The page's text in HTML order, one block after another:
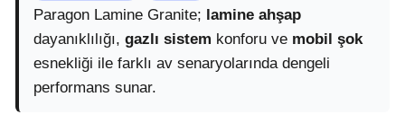
Paragon Lamine Granite; lamine ahşap
dayanıklılığı, gazlı sistem konforu ve mobil şok
esnekliği ile farklı av senaryolarında dengeli
performans sunar.